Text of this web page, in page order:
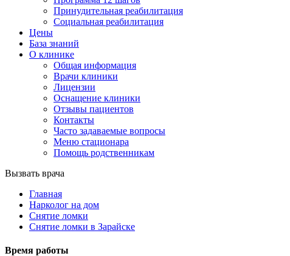
Принудительная реабилитация
Социальная реабилитация
Цены
База знаний
О клинике
Общая информация
Врачи клиники
Лицензии
Оснащение клиники
Отзывы пациентов
Контакты
Часто задаваемые вопросы
Меню стационара
Помощь родственникам
Вызвать врача
Главная
Нарколог на дом
Снятие ломки
Снятие ломки в Зарайске
Время работы